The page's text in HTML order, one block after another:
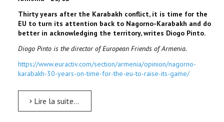
Thirty years after the Karabakh conflict, it is time for the
EU to turn its attention back to Nagorno-Karabakh and do
better in acknowledging the territory, writes Diogo Pinto.
Diogo Pinto is the director of European Friends of Armenia.
https://www.euractiv.com/section/armenia/opinion/nagorno-
karabakh-30-years-on-time-for-the-eu-to-raise-its-game/
Lire la suite...